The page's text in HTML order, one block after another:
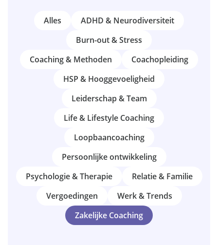
Alles
ADHD & Neurodiversiteit
Burn-out & Stress
Coaching & Methoden
Coachopleiding
HSP & Hooggevoeligheid
Leiderschap & Team
Life & Lifestyle Coaching
Loopbaancoaching
Persoonlijke ontwikkeling
Psychologie & Therapie
Relatie & Familie
Vergoedingen
Werk & Trends
Zakelijke Coaching